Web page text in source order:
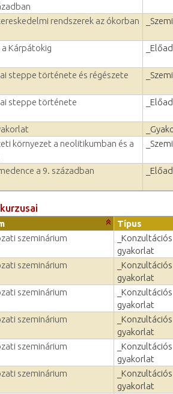
rendszerek az ókorban
Kárpátokig
steppe története és régészete
steppe története
környezet a neolitikumban és a
a 9. században
Típus
szeminárium
_Konzultációs
gyakorlat
szeminárium
_Konzultációs
gyakorlat
szeminárium
_Konzultációs
gyakorlat
szeminárium
_Konzultációs
gyakorlat
szeminárium
_Konzultációs
gyakorlat
szeminárium
_Konzultációs
gyakorlat